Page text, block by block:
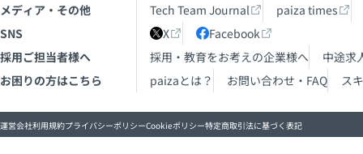
メディア・その他
Tech Team Journal
paiza times
SNS
X
Facebook
採用ご担当者様へ
採用・教育をお考えの企業様へ
中途求
お困りの方はこちら
paizaとは？ お問い合わせ・FAQ ス
運営会社利用規約プライバシーポリシーCookieポリシー特定商取引法に基づく表記